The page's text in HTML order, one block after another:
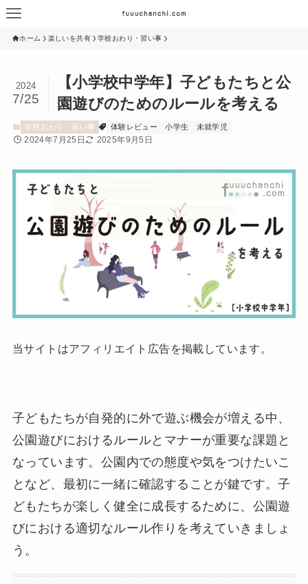
ホーム 楽しいを共有 学校おわり・習い事
【小学校中学年】子どもたちと公
園遊びのためのルールを考える
2024
7/25
学校おわり・習い事 体験レビュー 小学生 未就学児
2024年7月25日 2025年9月5日
当サイトはアフィリエイト広告を掲載しています。
子どもたちが自発的に外で遊ぶ機会が増える中、
公園遊びにおけるルールとマナーが重要な課題と
なっています。公園内での態度や気をつけたいこ
となど、最初に一緒に確認することが鍵です。子
どもたちが楽しく健全に成長するために、公園遊
びにおける適切なルール作りを考えていきましょ
う。